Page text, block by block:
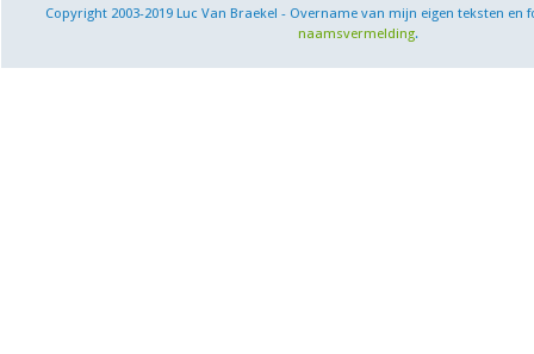
Copyright 2003-2019 Luc Van Braekel - Overname van mijn eigen teksten en
naamsvermelding.